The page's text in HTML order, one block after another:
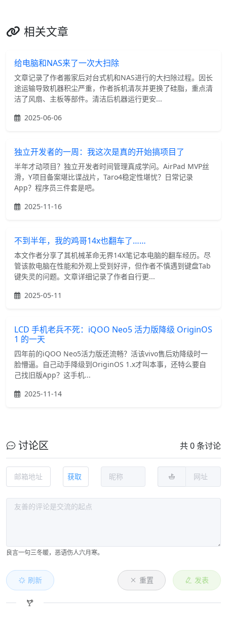
相关文章
给电脑和NAS来了一次大扫除
文章记录了作者搬家后对台式机和NAS进行的大扫除过程。因长
途运输导致机器积尘严重，作者拆机清灰并更换了硅脂，重点清
洁了风扇、主板等部件。清洁后机器运行更安...
2025-06-06
独立开发者的一周：我这次是真的开始搞项目了
半年才动项目？独立开发者时间管理真成学问。AirPad MVP丝
滑，Y项目备案堪比谍战片，Taro4稳定性堪忧？日常记录
App？程序员三件套是吧。
2025-11-16
不到半年，我的鸡哥14x也翻车了……
本文作者分享了其机械革命无界14X笔记本电脑的翻车经历。尽
管该款电脑在性能和外观上受到好评，但作者不慎遇到键盘Tab
键失灵的问题。文章详细记录了作者自行更...
2025-05-11
LCD 手机老兵不死：iQOO Neo5 活力版降级 OriginOS
1 的一天
四年前的iQOO Neo5活力版还流畅？活该vivo售后劝降级时一
脸懵逼。自己动手降级到OriginOS 1.x才叫本事，还特么要自
己找旧版App？这手机...
2025-11-14
讨论区 共 0 条讨论
获取
良言一句三冬暖，恶语伤人六月寒。
刷新 重置 发表